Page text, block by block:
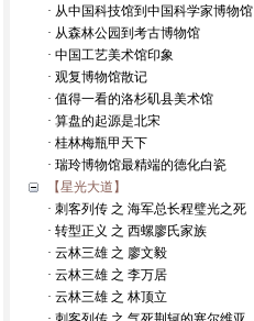
· 从中国科技馆到中国科学家博物馆
· 从森林公园到考古博物馆
· 中国工艺美术馆印象
· 观复博物馆散记
· 值得一看的洛杉矶县美术馆
· 算盘的起源是北宋
· 桂林梅瓶甲天下
· 瑞玲博物馆最精端的德化白瓷
【星光大道】
· 刺客列传 之 海军总长程璧光之死
· 转型正义 之 西螺廖氏家族
· 云林三雄 之 廖文毅
· 云林三雄 之 李万居
· 云林三雄 之 林顶立